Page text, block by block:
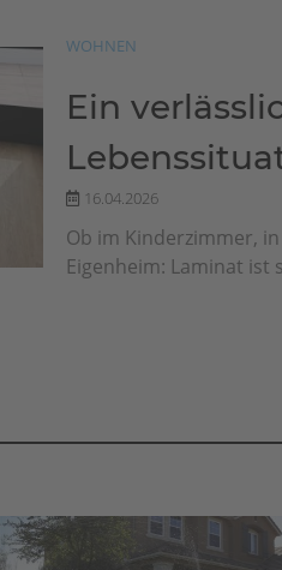
WOHNEN
Ein
16.04.2026
Ob im Kinderzimmer,
Eigenheim: Laminat ist